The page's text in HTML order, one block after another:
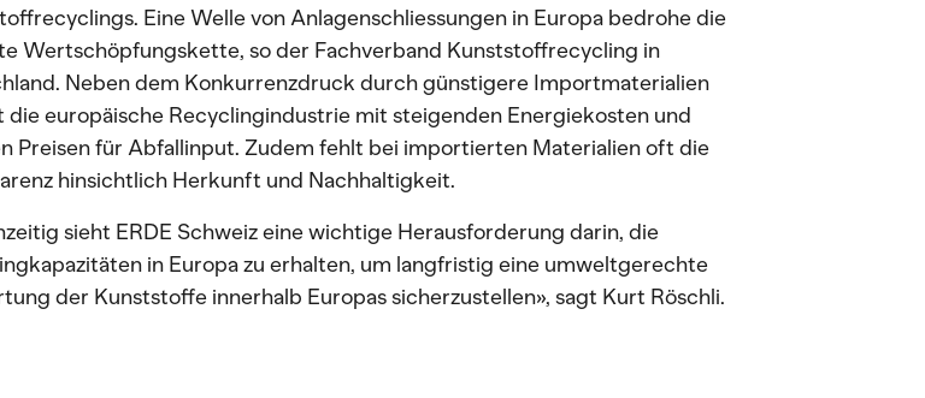
Eine Welle von Anlagenschliessungen in Europa bedrohe die
Wertschöpfungskette, so der Fachverband Kunststoffrecycling in
Neben dem Konkurrenzdruck durch günstigere Importmaterialien
die europäische Recyclingindustrie mit steigenden Energiekosten und
Preisen für Abfallinput. Zudem fehlt bei importierten Materialien oft die
hinsichtlich Herkunft und Nachhaltigkeit.
sieht ERDE Schweiz eine wichtige Herausforderung darin, die
in Europa zu erhalten, um langfristig eine umweltgerechte
der Kunststoffe innerhalb Europas sicherzustellen», sagt Kurt Röschli.